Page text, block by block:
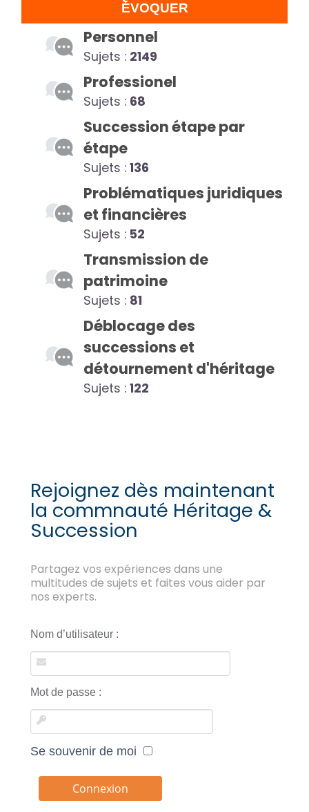
ÉVOQUER
Personnel
Sujets : 2149
Professionel
Sujets : 68
Succession étape par
étape
Sujets : 136
Problématiques juridiques
et financières
Sujets : 52
Transmission de
patrimoine
Sujets : 81
Déblocage des
successions et
détournement d'héritage
Sujets : 122
Rejoignez dès maintenant
la commnauté Héritage &
Succession
Partagez vos expériences dans une
multitudes de sujets et faites vous aider par
nos experts.
Nom d’utilisateur :
Mot de passe :
Se souvenir de moi